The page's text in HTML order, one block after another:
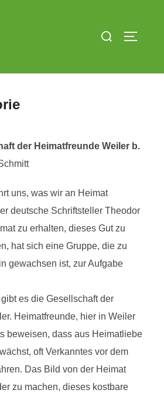
Suchen
der Heimatfreunde Weiler b.
uns, was wir an Heimat
deutsche Schriftsteller Theodor
zu erhalten, dieses Gut zu
hat sich eine Gruppe, die zu
gewachsen ist, zur Aufgabe
es die Gesellschaft der
Heimatfreunde, hier in Weiler
beweisen, dass aus Heimatliebe
oft Verkanntes vor dem
Das Bild von der Heimat
zu machen, dieses kostbare